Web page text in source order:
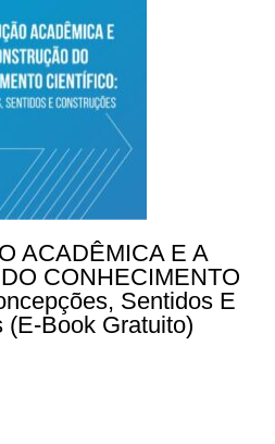
ACADÊMICA E A
CONHECIMENTO
Sentidos E
(e-Book Gratuito)